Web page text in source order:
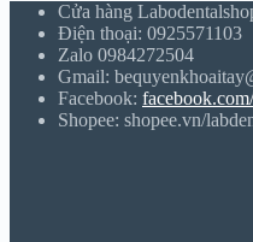
Cửa hàng
Điện thoại: 0925571103
Zalo 0984272504
Gmail:
Facebook:
Shopee: shopee.vn/